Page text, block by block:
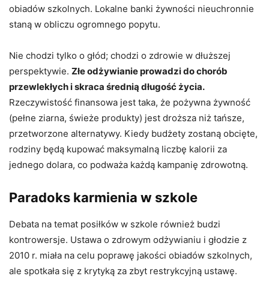
obiadów szkolnych. Lokalne banki żywności nieuchronnie
staną w obliczu ogromnego popytu.
Nie chodzi tylko o głód; chodzi o zdrowie w dłuższej
perspektywie. Złe odżywianie prowadzi do chorób
przewlekłych i skraca średnią długość życia.
Rzeczywistość finansowa jest taka, że ​​pożywna żywność
(pełne ziarna, świeże produkty) jest droższa niż tańsze,
przetworzone alternatywy. Kiedy budżety zostaną obcięte,
rodziny będą kupować maksymalną liczbę kalorii za
jednego dolara, co podważa każdą kampanię zdrowotną.
Paradoks karmienia w szkole
Debata na temat posiłków w szkole również budzi
kontrowersje. Ustawa o zdrowym odżywianiu i głodzie z
2010 r. miała na celu poprawę jakości obiadów szkolnych,
ale spotkała się z krytyką za zbyt restrykcyjną ustawę.